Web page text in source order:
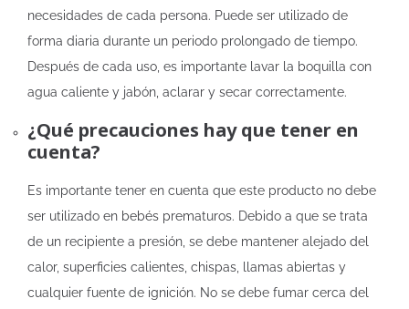
necesidades de cada persona. Puede ser utilizado de
forma diaria durante un periodo prolongado de tiempo.
Después de cada uso, es importante lavar la boquilla con
agua caliente y jabón, aclarar y secar correctamente.
¿Qué precauciones hay que tener en
cuenta?
Es importante tener en cuenta que este producto no debe
ser utilizado en bebés prematuros. Debido a que se trata
de un recipiente a presión, se debe mantener alejado del
calor, superficies calientes, chispas, llamas abiertas y
cualquier fuente de ignición. No se debe fumar cerca del